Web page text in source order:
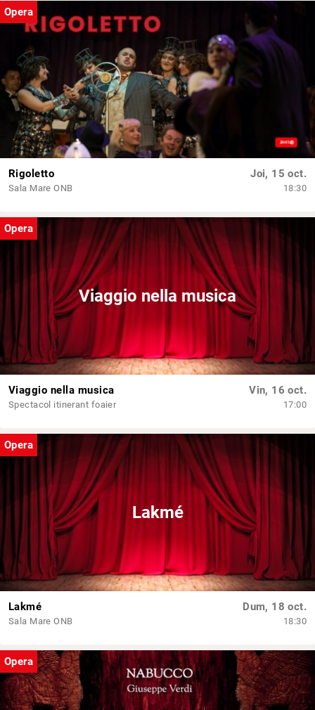
Opera
Rigoletto
Sala Mare ONB
Joi, 15 oct.
18:30
Opera
Viaggio nella musica
Viaggio nella musica
Spectacol itinerant foaier
Vin, 16 oct.
17:00
Opera
Lakmé
Lakmé
Sala Mare ONB
Dum, 18 oct.
18:30
Opera